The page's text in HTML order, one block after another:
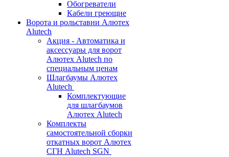
Обогреватели
Кабели греющие
Ворота и рольставни Алютех
Alutech
Акция - Автоматика и
аксессуары для ворот
Алютех Alutech по
специальным ценам
Шлагбаумы Алютех
Alutech
Комплектующие
для шлагбаумов
Алютех Alutech
Комплекты
самостоятельной сборки
откатных ворот Алютех
СГН Alutech SGN